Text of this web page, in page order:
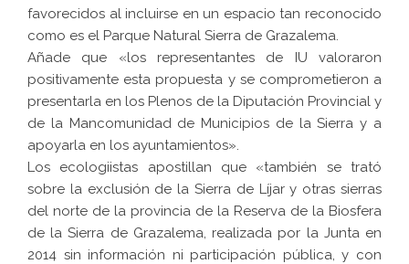
favorecidos al incluirse en un espacio tan reconocido
como es el Parque Natural Sierra de Grazalema.
Añade que «los representantes de IU valoraron
positivamente esta propuesta y se comprometieron a
presentarla en los Plenos de la Diputación Provincial y
de la Mancomunidad de Municipios de la Sierra y a
apoyarla en los ayuntamientos».
Los ecologiistas apostillan que «también se trató
sobre la exclusión de la Sierra de Líjar y otras sierras
del norte de la provincia de la Reserva de la Biosfera
de la Sierra de Grazalema, realizada por la Junta en
2014 sin información ni participación pública, y con